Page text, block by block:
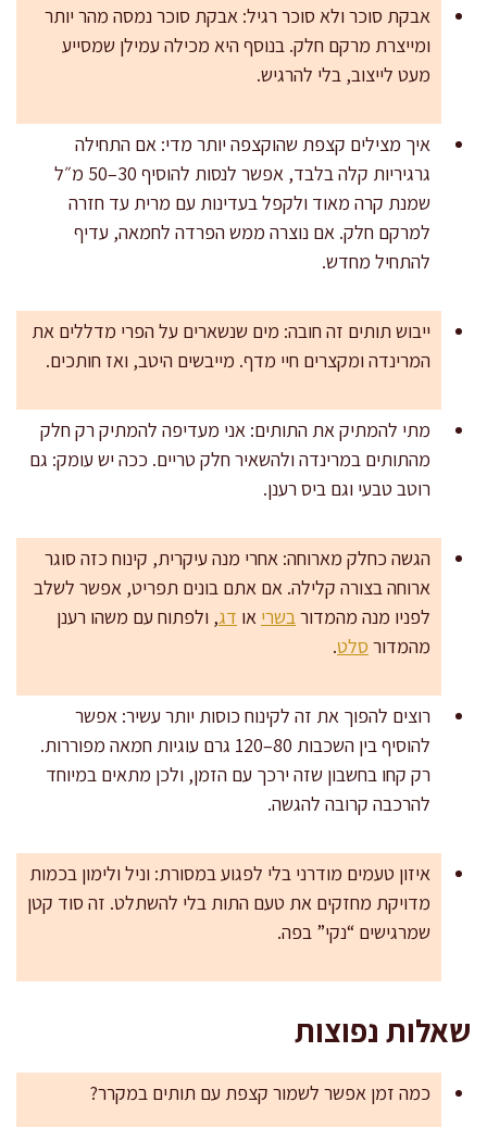
אבקת סוכר ולא סוכר רגיל: אבקת סוכר נמסה מהר יותר
ומייצרת מרקם חלק. בנוסף היא מכילה עמילן שמסייע
מעט לייצוב, בלי להרגיש.
איך מצילים קצפת שהוקצפה יותר מדי: אם התחילה
גרגיריות קלה בלבד, אפשר לנסות להוסיף 30–50 מ״ל
שמנת קרה מאוד ולקפל בעדינות עם מרית עד חזרה
למרקם חלק. אם נוצרה ממש הפרדה לחמאה, עדיף
להתחיל מחדש.
ייבוש תותים זה חובה: מים שנשארים על הפרי מדללים את
המרינדה ומקצרים חיי מדף. מייבשים היטב, ואז חותכים.
מתי להמתיק את התותים: אני מעדיפה להמתיק רק חלק
מהתותים במרינדה ולהשאיר חלק טריים. ככה יש עומק: גם
רוטב טבעי וגם ביס רענן.
הגשה כחלק מארוחה: אחרי מנה עיקרית, קינוח כזה סוגר
ארוחה בצורה קלילה. אם אתם בונים תפריט, אפשר לשלב
לפניו מנה מהמדורבשרי או דג, ולפתוח עם משהו רענן
מהמדור סלט.
רוצים להפוך את זה לקינוח כוסות יותר עשיר: אפשר
להוסיף בין השכבות 80–120 גרם עוגיות חמאה מפוררות.
רק קחו בחשבון שזה ירכך עם הזמן, ולכן מתאים במיוחד
להרכבה קרובה להגשה.
איזון טעמים מודרני בלי לפגוע במסורת: וניל ולימון בכמות
מדויקת מחזקים את טעם התות בלי להשתלט. זה סוד קטן
שמרגישים “נקי” בפה.
שאלות נפוצות
כמה זמן אפשר לשמור קצפת עם תותים במקרר?